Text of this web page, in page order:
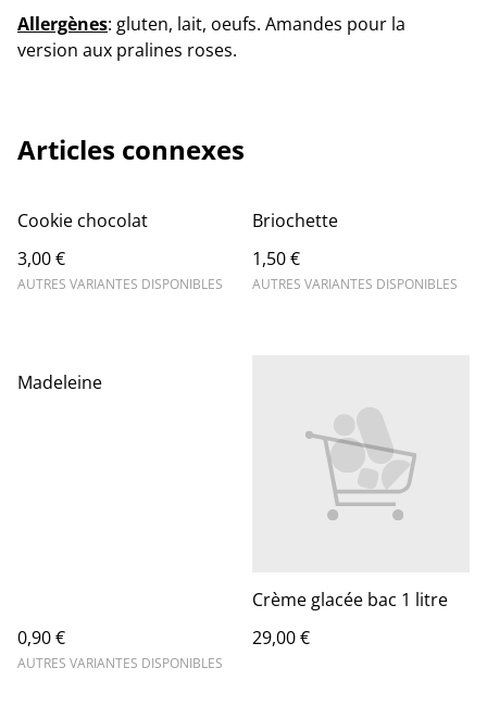
Allergènes: gluten, lait, oeufs. Amandes pour la
version aux pralines roses.
Articles connexes
Cookie chocolat
3,00 €
AUTRES VARIANTES DISPONIBLES
Briochette
1,50 €
AUTRES VARIANTES DISPONIBLES
Madeleine
0,90 €
AUTRES VARIANTES DISPONIBLES
Crème glacée bac 1 litre
29,00 €